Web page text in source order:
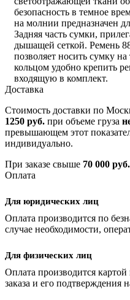
безопасность в темное
на молнии предназначен
Задняя часть сумки,
дышащей сеткой. Ремень
позволяет носить сумку
кольцом удобно крепить
входящую в комплект.
Доставка
Стоимость доставки по
1250 руб. при объеме груза
превышающем этот
индивидуально.
При заказе свыше 70 000 руб.
Оплата
Для юридических лиц
Оплата производится по
случае необходимости,
Для физических лиц
Оплата производится
заказа и его